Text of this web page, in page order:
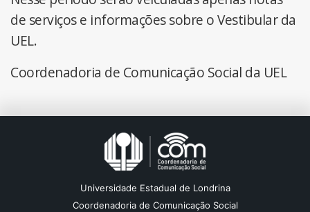
de serviços e informações sobre o Vestibular da
UEL.
Coordenadoria de Comunicação Social da UEL
Universidade Estadual de Londrina
Coordenadoria de Comunicação Social